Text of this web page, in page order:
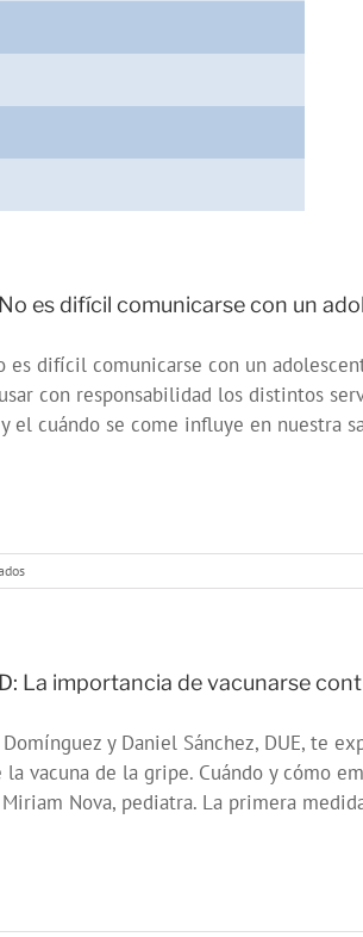
es difícil comunicarse con un
es difícil comunicarse con un
con responsabilidad los distintos
el cuándo se come influye en nuestra
en
Onda
difícil
comunicarse
un
La importancia de vacunarse
Domínguez y Daniel Sánchez, DUE, te
la vacuna de la gripe. Cuándo y cómo
Nova, pediatra. La primera